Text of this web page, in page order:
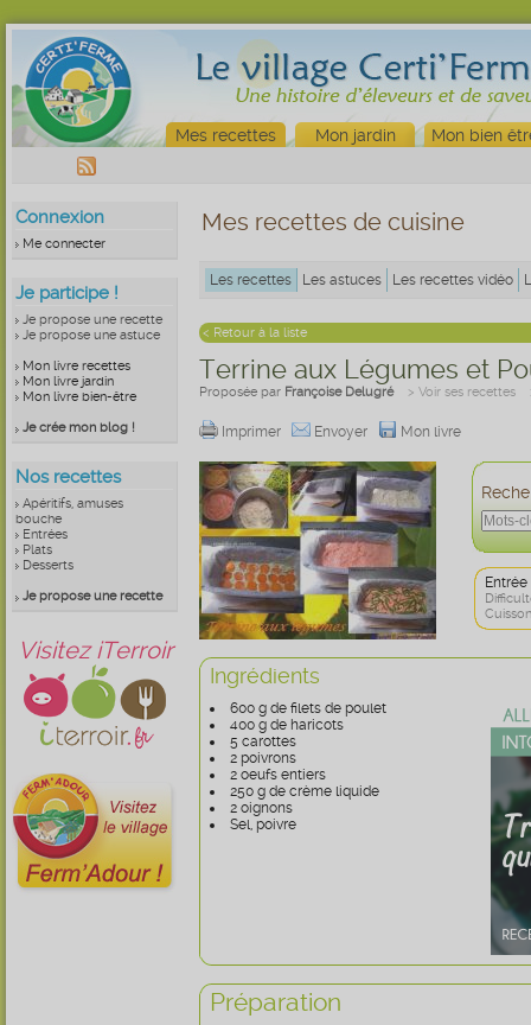
Mes recettes Mon jardin Mon bien
Connexion
Me connecter
Je participe !
Je propose une recette
Je propose une astuce
Mon livre recettes
Mon livre jardin
Mon livre bien-être
Je crée mon blog !
Nos recettes
Apéritifs, amuses
bouche
Entrées
Plats
Desserts
Je propose une recette
Visitez iTerroir
Mes recettes de cuisine
Les recettes Les astuces Les recettes vidéo
< Retour à la liste
Terrine aux Légumes et
Proposée par Françoise Delugré > Voir ses recettes
Imprimer Envoyer Mon livre
Entrée
Ingrédients
600 g de filets de poulet
400 g de haricots
5 carottes
2 poivrons
2 oeufs entiers
250 g de crème liquide
2 oignons
Sel, poivre
Préparation